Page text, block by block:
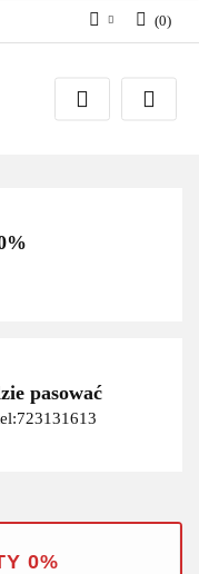
Zaloguj się
Zarejestruj się
(0)
pasować
0%